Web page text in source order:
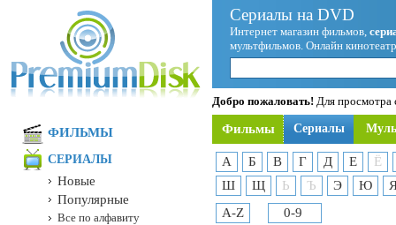
Сериалы на DVD
Интернет магазин фильмов,
мультфильмов. Онлайн
Добро пожаловать! Для просмотра
Фильмы Сериалы
А Б В Г Д Е
Ё
Ш
Щ Ь Ъ Э Ю
A-Z
0-9
ФИЛЬМЫ
СЕРИАЛЫ
Новые
Популярные
Все по алфавиту